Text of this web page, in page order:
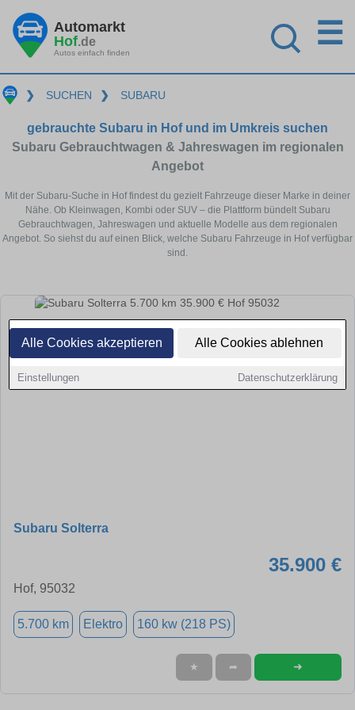
Alle Cookies akzeptieren Alle Cookies ablehnen
Einstellungen Datenschutzerklärung
Automarkt
Hof.de
Autos einfach finden
☰
❯ SUCHEN ❯ SUBARU
gebrauchte Subaru in Hof und im Umkreis suchen
Subaru Gebrauchtwagen & Jahreswagen im regionalen
Angebot
Mit der Subaru-Suche in Hof findest du gezielt Fahrzeuge dieser Marke in deiner
Nähe. Ob Kleinwagen, Kombi oder SUV – die Plattform bündelt Subaru
Gebrauchtwagen, Jahreswagen und aktuelle Modelle aus dem regionalen
Angebot. So siehst du auf einen Blick, welche Subaru Fahrzeuge in Hof verfügbar
sind.
Subaru Solterra
35.900 €
Hof, 95032
5.700 km Elektro 160 kw (218 PS)
★ ➦ ➜